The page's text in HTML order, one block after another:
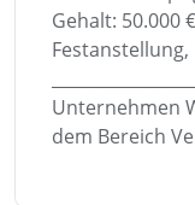
Gehalt: 50.000
Unternehmen
dem Bereich Ve